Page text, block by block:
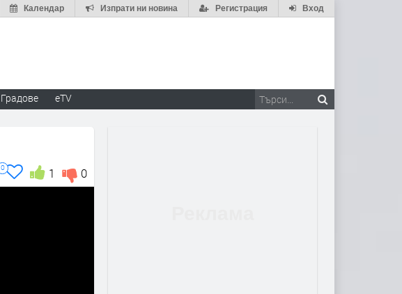
Вход
Регистрация
Изпрати ни новина
Календар
Градове eTV
0
1
0